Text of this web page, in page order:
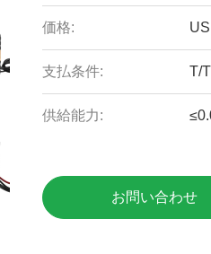
価格:
支払条件: T/T
供給能力:
お問い合わせ